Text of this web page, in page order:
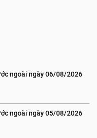
ngoài ngày 06/08/2026
ngoài ngày 05/08/2026